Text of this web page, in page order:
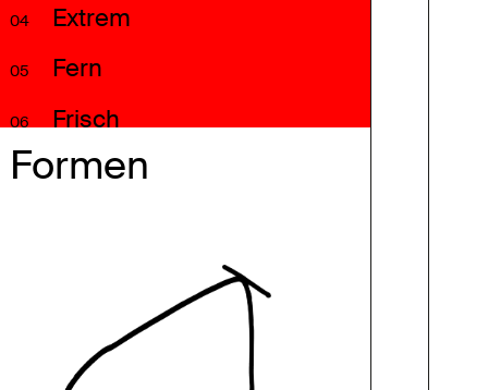
04 Extrem
05 Fern
06 Frisch
Fröhlich
Heiter
Formen